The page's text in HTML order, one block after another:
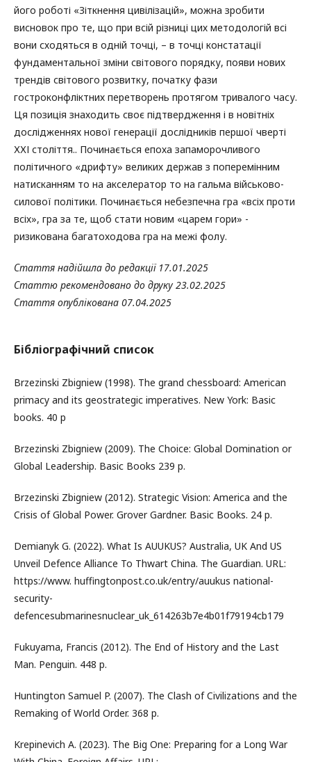
його роботі «Зіткнення цивілізацій», можна зробити
висновок про те, що при всій різниці цих методологій всі
вони сходяться в одній точці, – в точці констатації
фундаментальної зміни світового порядку, появи нових
трендів світового розвитку, початку фази
гостроконфліктних перетворень протягом тривалого часу.
Ця позиція знаходить своє підтвердження і в новітніх
дослідженнях нової генерації дослідників першої чверті
ХХІ століття.. Починається епоха запаморочливого
політичного «дрифту» великих держав з поперемінним
натисканням то на акселератор то на гальма військово-
силової політики. Починається небезпечна гра «всіх проти
всіх», гра за те, щоб стати новим «царем гори» -
ризикована багатоходова гра на межі фолу.
Стаття надійшла до редакції 17.01.2025
Статтю рекомендовано до друку 23.02.2025
Стаття опублікована 07.04.2025
Бібліографічний список
Brzezinski Zbigniew (1998). The grand chessboard: American
primacy and its geostrategic imperatives. New York: Basic
books. 40 p
Brzezinski Zbigniew (2009). The Choice: Global Domination or
Global Leadership. Basic Books 239 p.
Brzezinski Zbigniew (2012). Strategic Vision: America and the
Crisis of Global Power. Grover Gardner. Basic Books. 24 p.
Demianyk G. (2022). What Is AUUKUS? Australia, UK And US
Unveil Defence Alliance To Thwart China. The Guardian. URL:
https://www. huffingtonpost.co.uk/entry/auukus national-
security-
defencesubmarinesnuclear_uk_614263b7e4b01f79194cb179
Fukuyama, Francis (2012). The End of History and the Last
Man. Penguin. 448 p.
Huntington Samuel P. (2007). The Clash of Civilizations and the
Remaking of World Order. 368 p.
Krepinevich A. (2023). The Big One: Preparing for a Long War